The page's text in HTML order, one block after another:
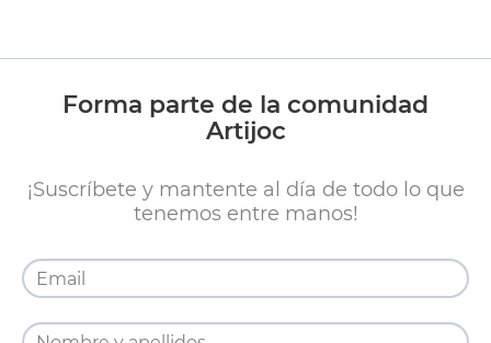
Forma parte de la comunidad
Artijoc
¡Suscríbete y mantente al día de todo lo que
tenemos entre manos!